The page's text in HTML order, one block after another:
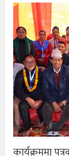
कार्यक्रममा